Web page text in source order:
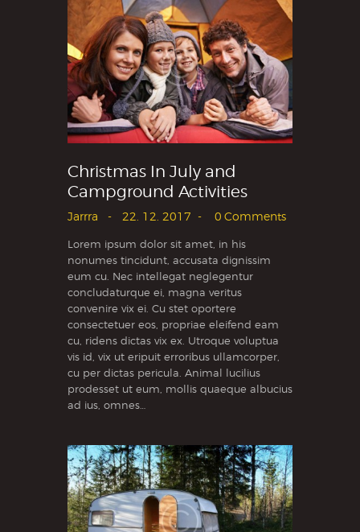
Christmas In July and
Campground Activities
Jarrra 22. 12. 2017 0 Comments
Lorem ipsum dolor sit amet, in his
nonumes tincidunt, accusata dignissim
eum cu. Nec intellegat neglegentur
concludaturque ei, magna veritus
convenire vix ei. Cu stet oportere
consectetuer eos, propriae eleifend eam
cu, ridens dictas vix ex. Utroque voluptua
vis id, vix ut eripuit erroribus ullamcorper,
cu per dictas pericula. Animal lucilius
prodesset ut eum, mollis quaeque albucius
ad ius, omnes…